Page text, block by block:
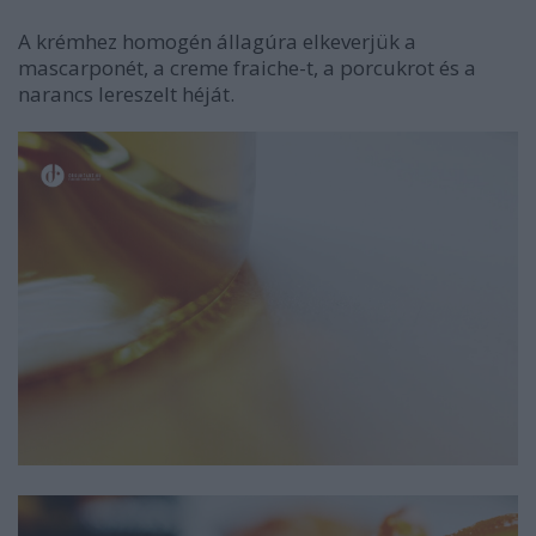
A krémhez homogén állagúra elkeverjük a
mascarponét, a creme fraiche-t, a porcukrot és a
narancs lereszelt héját.